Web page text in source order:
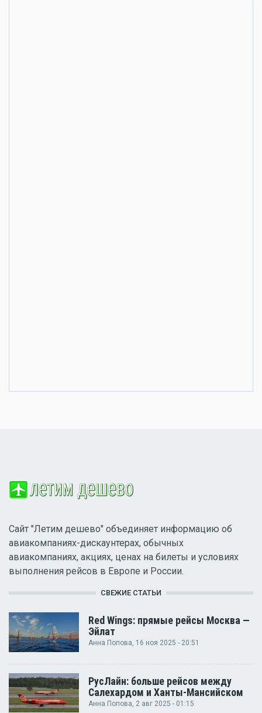
Сайт "Летим дешево" объединяет информацию об
авиакомпаниях-дискаунтерах, обычных
авиакомпаниях, акциях, ценах на билеты и условиях
выполнения рейсов в Европе и России.
СВЕЖИЕ СТАТЬИ
Red Wings: прямые рейсы Москва —
Эйлат
Анна Попова, 16 ноя 2025 - 20:51
РусЛайн: больше рейсов между
Салехардом и Ханты-Мансийском
Анна Попова , 2 авг 2025 - 01:15